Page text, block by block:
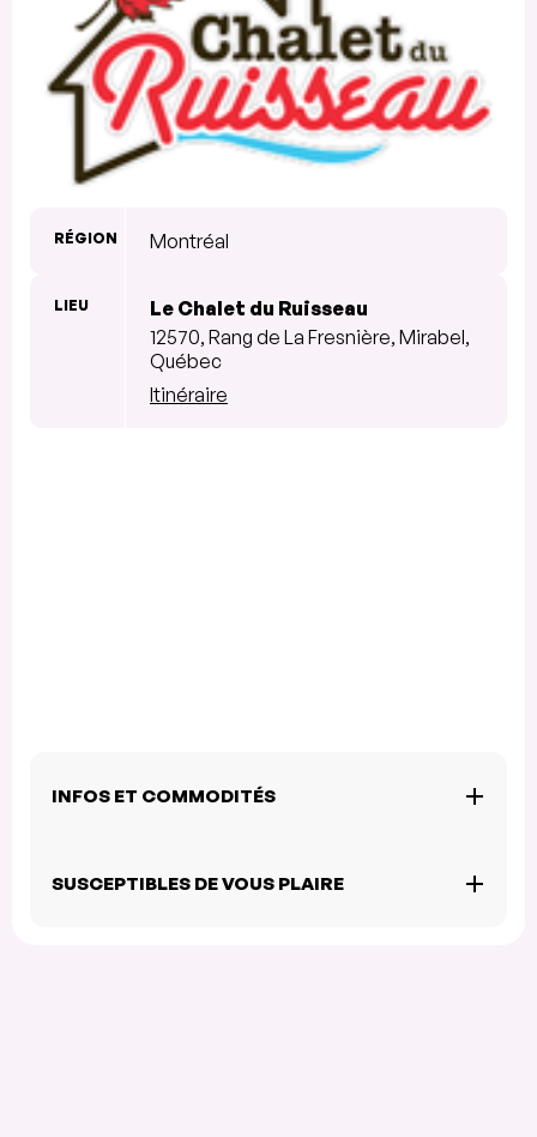
RÉGION Montréal
LIEU
Le Chalet du Ruisseau
12570, Rang de La Fresnière, Mirabel,
Québec
Itinéraire
INFOS ET COMMODITÉS
SUSCEPTIBLES DE VOUS PLAIRE